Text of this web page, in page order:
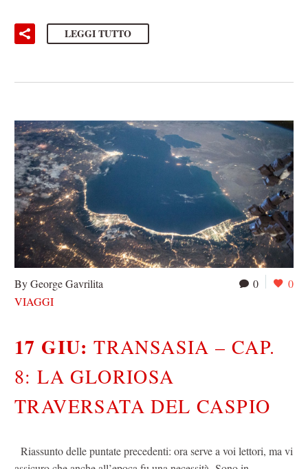
LEGGI TUTTO
0 0
By George Gavrilita
VIAGGI
17 GIU:TRANSASIA – CAP.
8: LA GLORIOSA
TRAVERSATA DEL CASPIO
Riassunto delle puntate precedenti: ora serve a voi lettori, ma vi